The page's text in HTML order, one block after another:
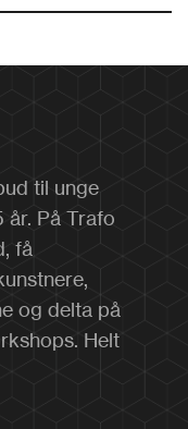
til unge
år. På Trafo
få
og delta på
Helt